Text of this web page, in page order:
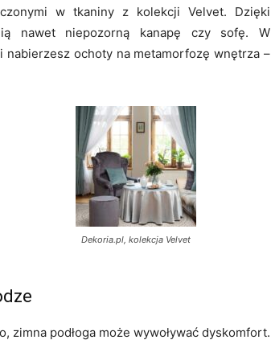
w tkaniny z kolekcji Velvet. Dzięki
nawet niepozorną kanapę czy sofę. W
ochoty na metamorfozę wnętrza –
Dekoria.pl, kolekcja Velvet
podłoga może wywoływać dyskomfort.